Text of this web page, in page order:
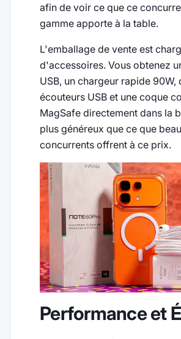
afin de voir ce que ce
gamme apporte à la table.
L'emballage de vente est
d'accessoires. Vous obtenez
USB, un chargeur rapide 90W,
écouteurs USB et une coque
MagSafe directement dans la
plus généreux que ce que
concurrents offrent à ce prix.
Performance et